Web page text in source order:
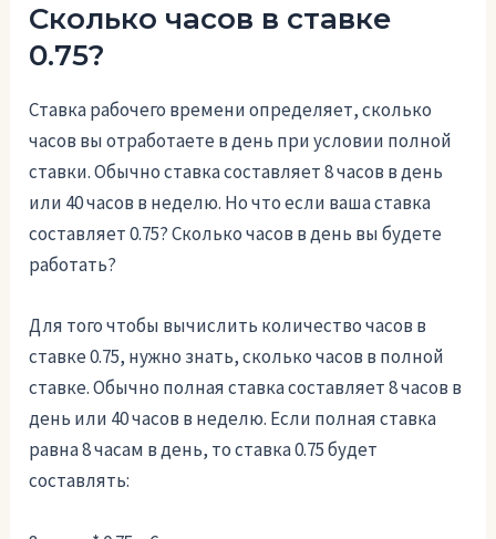
Сколько часов в ставке
0.75?
Ставка рабочего времени определяет, сколько
часов вы отработаете в день при условии полной
ставки. Обычно ставка составляет 8 часов в день
или 40 часов в неделю. Но что если ваша ставка
составляет 0.75? Сколько часов в день вы будете
работать?
Для того чтобы вычислить количество часов в
ставке 0.75, нужно знать, сколько часов в полной
ставке. Обычно полная ставка составляет 8 часов в
день или 40 часов в неделю. Если полная ставка
равна 8 часам в день, то ставка 0.75 будет
составлять: